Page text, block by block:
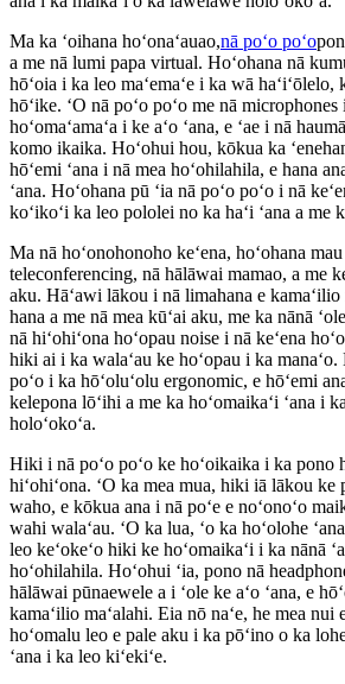
Ma ka ʻoihana hoʻonaʻauao,nā poʻo poʻo
a me nā lumi papa virtual. Hoʻohana nā
hōʻoia i ka leo maʻemaʻe i ka wā haʻiʻōlelo,
hōʻike. ʻO nā poʻo poʻo me nā
hoʻomaʻamaʻa i ke aʻo ʻana, e ʻae i nā
komo ikaika. Hoʻohui hou, kōkua ka
hōʻemi ʻana i nā mea hoʻohilahila, e hana
ʻana. Hoʻohana pū ʻia nā poʻo poʻo i nā
koʻikoʻi ka leo pololei no ka haʻi ʻana a me
Ma nā hoʻonohonoho keʻena, hoʻohana
teleconferencing, nā hālāwai mamao, a me
aku. Hāʻawi lākou i nā limahana e kamaʻilio
hana a me nā mea kūʻai aku, me ka nānā
nā hiʻohiʻona hoʻopau noise i nā keʻena
hiki ai i ka walaʻau ke hoʻopau i ka
poʻo i ka hōʻoluʻolu ergonomic, e hōʻemi
kelepona lōʻihi a me ka hoʻomaikaʻi ʻana i
holoʻokoʻa.
Hiki i nā poʻo poʻo ke hoʻoikaika i ka pono
hiʻohiʻona. ʻO ka mea mua, hiki iā lākou ke
waho, e kōkua ana i nā poʻe e noʻonoʻo
wahi walaʻau. ʻO ka lua, ʻo ka hoʻolohe
leo keʻokeʻo hiki ke hoʻomaikaʻi i ka nānā
hoʻohilahila. Hoʻohui ʻia, pono nā
hālāwai pūnaewele a i ʻole ke aʻo ʻana, e
kamaʻilio maʻalahi. Eia nō naʻe, he mea nui
hoʻomalu leo e pale aku i ka pōʻino o ka
ʻana i ka leo kiʻekiʻe.